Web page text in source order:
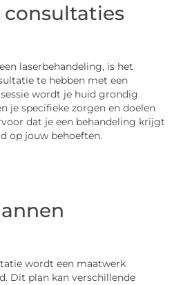
laserbehandeling, is het
te hebben met een
wordt je huid grondig
je specifieke zorgen en doelen
dat je een behandeling krijgt
op jouw behoeften.
wordt een maatwerk
Dit plan kan verschillende